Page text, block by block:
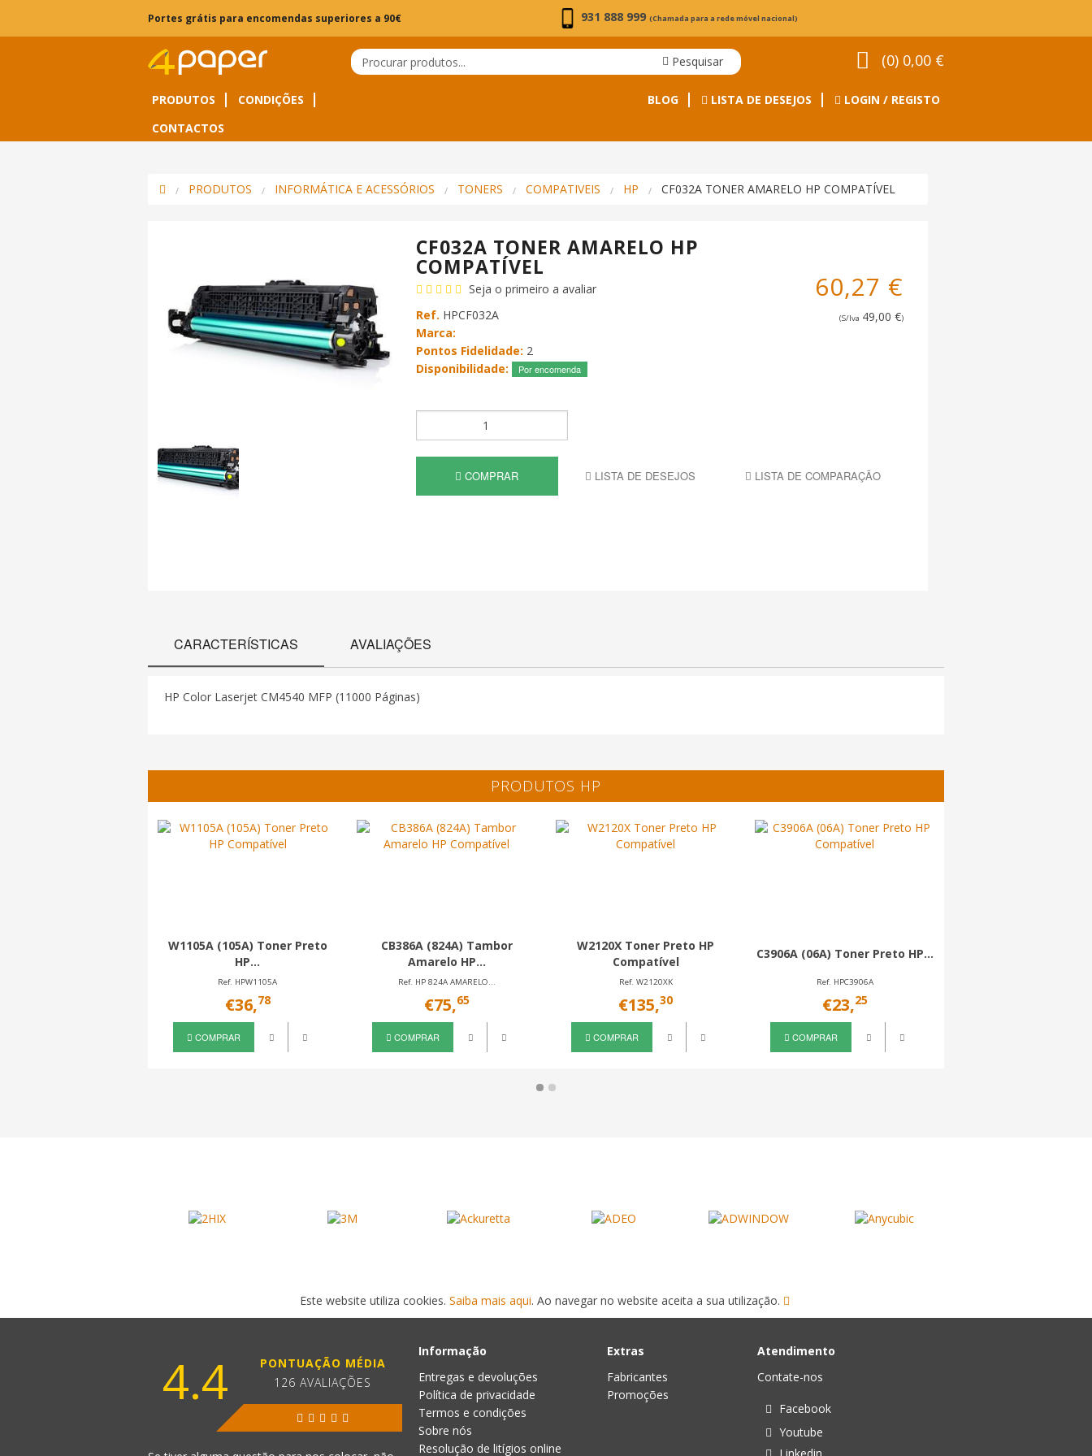
Portes grátis para encomendas superiores a 90€ 931 888 999 (Chamada para a rede móvel nacional)
(0) 0,00 €
Pesquisar
PRODUTOS
CONDIÇÕES
CONTACTOS
BLOG LISTA DE DESEJOS LOGIN / REGISTO
PRODUTOS INFORMÁTICA E ACESSÓRIOS TONERS COMPATIVEIS HP CF032A TONER AMARELO HP COMPATÍVEL
CF032A TONER AMARELO HP
COMPATÍVEL
Seja o primeiro a avaliar
Ref. HPCF032A
Marca:
Pontos Fidelidade: 2
Disponibilidade:
Por encomenda
60,27 €
(S/Iva 49,00 €)
COMPRAR LISTA DE DESEJOS LISTA DE COMPARAÇÃO
CARACTERÍSTICAS AVALIAÇÕES
HP Color Laserjet CM4540 MFP (11000 Páginas)
PRODUTOS HP
W1105A (105A) Toner Preto
HP...
Ref. HPW1105A
€36,78
COMPRAR
CB386A (824A) Tambor
Amarelo HP...
Ref. HP 824A AMARELO...
€75,65
COMPRAR
W2120X Toner Preto HP
Compatível
Ref. W2120XK
€135,30
COMPRAR
C3906A (06A) Toner Preto HP...
Ref. HPC3906A
€23,25
COMPRAR
Este website utiliza cookies. Saiba mais aqui. Ao navegar no website aceita a sua utilização.
4.4
PONTUAÇÃO MÉDIA
126 AVALIAÇÕES
Informação
Entregas e devoluções
Política de privacidade
Termos e condições
Sobre nós
Resolução de litígios online
Extras
Fabricantes
Promoções
Atendimento
Contate-nos
Facebook
Youtube